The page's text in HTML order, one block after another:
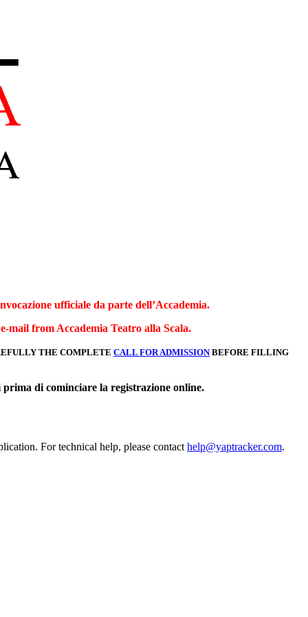
ufficiale da parte dell’Accademia.
mail from Accademia Teatro alla Scala.
THE COMPLETE CALL FOR ADMISSIONBEFORE FILLING
di cominciare la registrazione online.
For technical help, please contact help@yaptracker.com.